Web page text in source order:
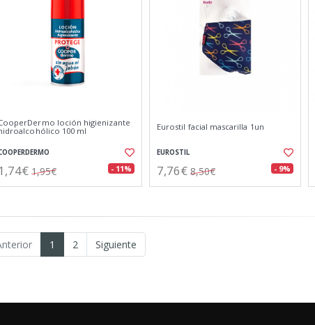
loción higienizante
100 ml
1,74€ 1,95€ - 11%
Eurostil facial mascarilla 1un
EUROSTIL
7,76€ 8,50€ - 9%
1 2 Siguiente